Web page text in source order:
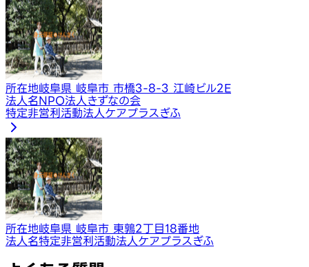
所在地岐阜県 岐阜市 市橋3-8-3 江崎ビル2E
法人名NPO法人きずなの会
特定非営利活動法人ケアプラスぎふ
所在地岐阜県 岐阜市 東鶉2丁目18番地
法人名特定非営利活動法人ケアプラスぎふ